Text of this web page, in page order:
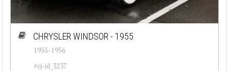
CHRYSLER WINDSOR - 1955
1955-1956
#cj-id_3237